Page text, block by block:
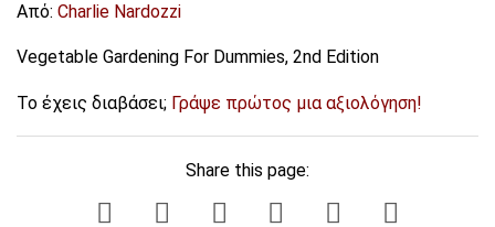
Από: Charlie Nardozzi
Vegetable Gardening For Dummies, 2nd Edition
Το έχεις διαβάσει; Γράψε πρώτος μια αξιολόγηση!
Share this page: